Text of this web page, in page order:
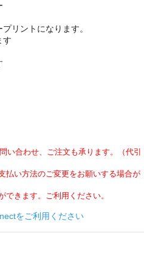
リントになります。
す
合わせ、ご注文も承ります。（代引
払い方法のご変更をお願いする場合が
きます。ご利用ください。
をご利用ください